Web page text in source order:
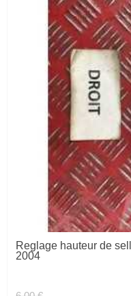
Reglage hauteur de
2004